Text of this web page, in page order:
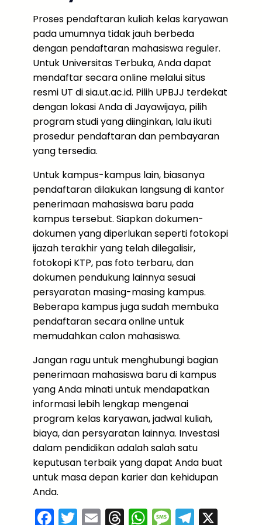
Proses pendaftaran kuliah kelas karyawan
pada umumnya tidak jauh berbeda
dengan pendaftaran mahasiswa reguler.
Untuk Universitas Terbuka, Anda dapat
mendaftar secara online melalui situs
resmi UT di sia.ut.ac.id. Pilih UPBJJ terdekat
dengan lokasi Anda di Jayawijaya, pilih
program studi yang diinginkan, lalu ikuti
prosedur pendaftaran dan pembayaran
yang tersedia.
Untuk kampus-kampus lain, biasanya
pendaftaran dilakukan langsung di kantor
penerimaan mahasiswa baru pada
kampus tersebut. Siapkan dokumen-
dokumen yang diperlukan seperti fotokopi
ijazah terakhir yang telah dilegalisir,
fotokopi KTP, pas foto terbaru, dan
dokumen pendukung lainnya sesuai
persyaratan masing-masing kampus.
Beberapa kampus juga sudah membuka
pendaftaran secara online untuk
memudahkan calon mahasiswa.
Jangan ragu untuk menghubungi bagian
penerimaan mahasiswa baru di kampus
yang Anda minati untuk mendapatkan
informasi lebih lengkap mengenai
program kelas karyawan, jadwal kuliah,
biaya, dan persyaratan lainnya. Investasi
dalam pendidikan adalah salah satu
keputusan terbaik yang dapat Anda buat
untuk masa depan karier dan kehidupan
Anda.
F T E T W M T